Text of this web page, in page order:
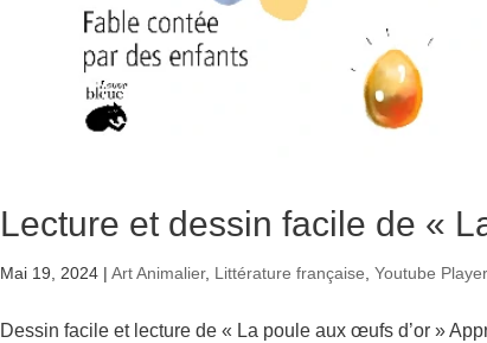
Lecture et dessin facile de «
Mai 19, 2024 |Art Animalier, Littérature française,Youtube Player
Dessin facile et lecture de « La poule aux œufs d’or »